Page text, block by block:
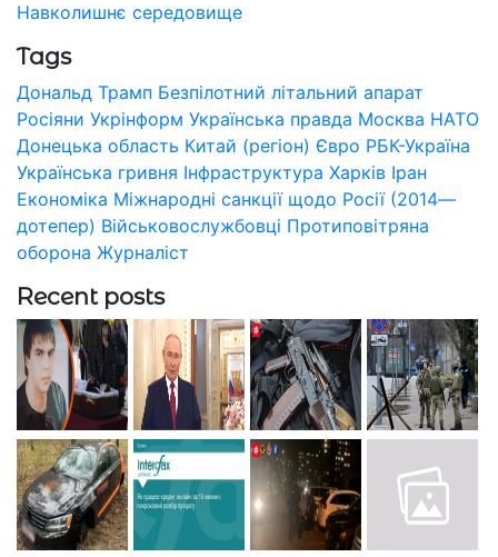
Навколишнє середовище
Tags
Дональд Трамп Безпілотний літальний апарат
Росіяни Укрінформ Українська правда Москва НАТО
Донецька область Китай (регіон) Євро РБК-Україна
Українська гривня Інфраструктура Харків Іран
Економіка Міжнародні санкції щодо Росії (2014—
дотепер) Військовослужбовці Протиповітряна
оборона Журналіст
Recent posts